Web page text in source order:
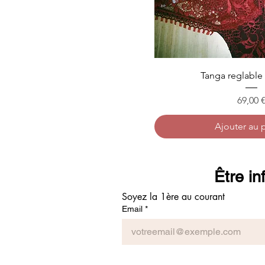
Tanga reglable
Prix
69,00 €
Ajouter au
Être
Soyez la 1ère au courant
Email *